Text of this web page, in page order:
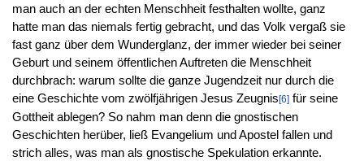
man auch an der echten Menschheit festhalten wollte, ganz
hatte man das niemals fertig gebracht, und das Volk vergaß sie
fast ganz über dem Wunderglanz, der immer wieder bei seiner
Geburt und seinem öffentlichen Auftreten die Menschheit
durchbrach: warum sollte die ganze Jugendzeit nur durch die
eine Geschichte vom zwölfjährigen Jesus Zeugnis [6]für seine
Gottheit ablegen? So nahm man denn die gnostischen
Geschichten herüber, ließ Evangelium und Apostel fallen und
strich alles, was man als gnostische Spekulation erkannte.